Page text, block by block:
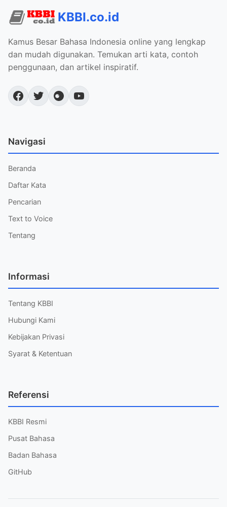
KBBI.co.id
Kamus Besar Bahasa Indonesia online yang lengkap
dan mudah digunakan. Temukan arti kata, contoh
penggunaan, dan artikel inspiratif.
Navigasi
Beranda
Daftar Kata
Pencarian
Text to Voice
Tentang
Informasi
Tentang KBBI
Hubungi Kami
Kebijakan Privasi
Syarat & Ketentuan
Referensi
KBBI Resmi
Pusat Bahasa
Badan Bahasa
GitHub